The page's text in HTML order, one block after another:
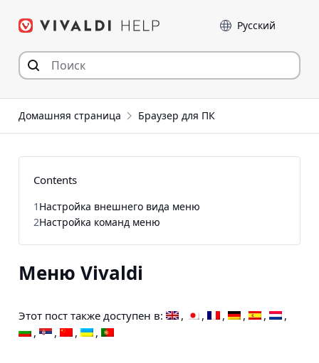
Language
Домашняя страница Браузер для ПК
Меню Vivaldi
Этот пост также доступен в:
Contents
1 Настройка внешнего вида меню
2Настройка команд меню